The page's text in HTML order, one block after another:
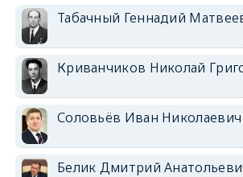
Табачный Геннадий
Криванчиков Николай
Соловьёв Иван Николаевич
Белик Дмитрий